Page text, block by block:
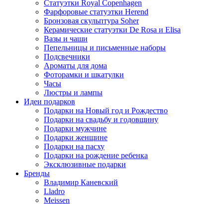
Статуэтки Royal Copenhagen
Фарфоровые статуэтки Herend
Бронзовая скульптура Soher
Керамические статуэтки De Rosa и Elisa
Вазы и чаши
Пепельницы и письменные наборы
Подсвечники
Ароматы для дома
Фоторамки и шкатулки
Часы
Люстры и лампы
Идеи подарков
Подарки на Новый год и Рождество
Подарки на свадьбу и годовщину
Подарки мужчине
Подарки женщине
Подарки на пасху
Подарки на рождение ребенка
Эксклюзивные подарки
Бренды
Владимир Каневский
Lladro
Meissen